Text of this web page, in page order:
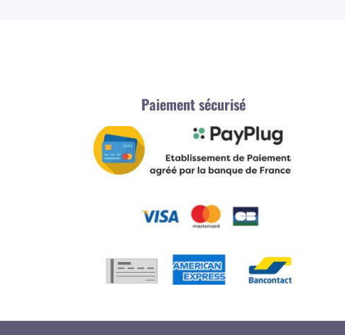
Paiement sécurisé